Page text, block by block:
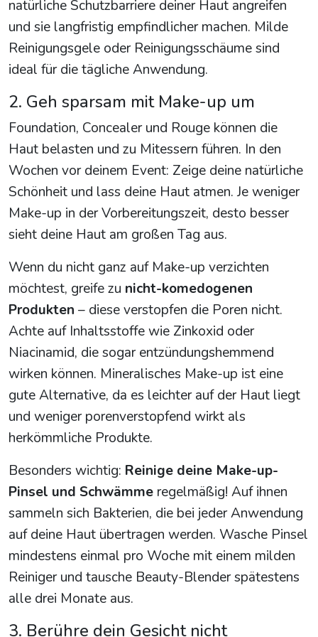
natürliche Schutzbarriere deiner Haut angreifen
und sie langfristig empfindlicher machen. Milde
Reinigungsgele oder Reinigungsschäume sind
ideal für die tägliche Anwendung.
2. Geh sparsam mit Make-up um
Foundation, Concealer und Rouge können die
Haut belasten und zu Mitessern führen. In den
Wochen vor deinem Event: Zeige deine natürliche
Schönheit und lass deine Haut atmen. Je weniger
Make-up in der Vorbereitungszeit, desto besser
sieht deine Haut am großen Tag aus.
Wenn du nicht ganz auf Make-up verzichten
möchtest, greife zu nicht-komedogenen
Produkten – diese verstopfen die Poren nicht.
Achte auf Inhaltsstoffe wie Zinkoxid oder
Niacinamid, die sogar entzündungshemmend
wirken können. Mineralisches Make-up ist eine
gute Alternative, da es leichter auf der Haut liegt
und weniger poren­verstopfend wirkt als
herkömmliche Produkte.
Besonders wichtig: Reinige deine Make-up-
Pinsel und Schwämme regelmäßig! Auf ihnen
sammeln sich Bakterien, die bei jeder Anwendung
auf deine Haut übertragen werden. Wasche Pinsel
mindestens einmal pro Woche mit einem milden
Reiniger und tausche Beauty-Blender spätestens
alle drei Monate aus.
3. Berühre dein Gesicht nicht